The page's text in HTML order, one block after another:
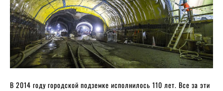
В 2014 году городской подземке исполнилось 110 лет. Все за эти